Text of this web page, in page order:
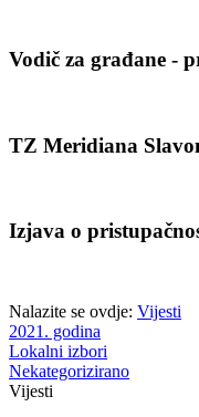
Vodič za građane -
TZ Meridiana
Izjava o
Nalazite se ovdje: Vijesti
2021. godina
Lokalni izbori
Nekategorizirano
Vijesti